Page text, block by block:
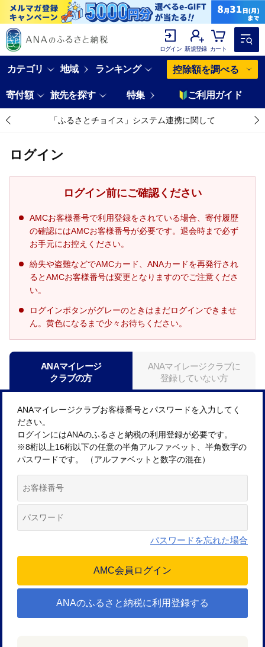
ログイン 新規登録 カート
カテゴリ 地域 ランキング 控除額を調べる
寄付額 旅先を探す 特集 ご利用ガイド
「ふるさとチョイス」システム連携に関して
ログイン
ログイン前にご確認ください
AMCお客様番号で利用登録をされている場合、寄付履歴
の確認にはAMCお客様番号が必要です。退会時まで必ず
お手元にお控えください。
紛失や盗難などでAMCカード、ANAカードを再発行され
るとAMCお客様番号は変更となりますのでご注意くださ
い。
ログインボタンがグレーのときはまだログインできませ
ん。黄色になるまで少々お待ちください。
ANAマイレージ
クラブの方
ANAマイレージクラブに
登録していない方
ANAマイレージクラブお客様番号とパスワードを入力してく
ださい。
ログインにはANAのふるさと納税の利用登録が必要です。
※8桁以上16桁以下の任意の半角アルファベット、半角数字の
パスワードです。 （アルファベットと数字の混在）
パスワードを忘れた場合
ANAのふるさと納税に利用登録する